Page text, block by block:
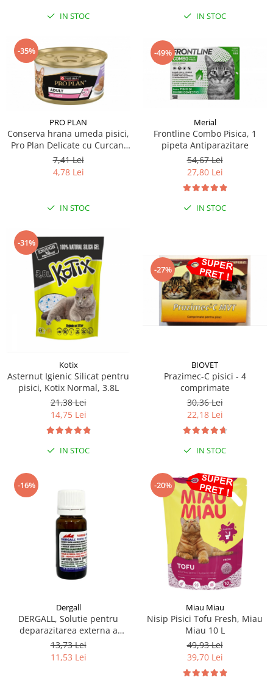
IN STOC IN STOC
-35%
PRO PLAN
Conserva hrana umeda pisici,
Pro Plan Delicate cu Curcan,
85 g
7,41 Lei
4,78 Lei
IN STOC
-49%
Merial
Frontline Combo Pisica, 1
pipeta Antiparazitare
54,67 Lei
27,80 Lei
IN STOC
-31%
Kotix
Asternut Igienic Silicat pentru
pisici, Kotix Normal, 3.8L
21,38 Lei
14,75 Lei
IN STOC
-27%
BIOVET
Prazimec-C pisici - 4
comprimate
30,36 Lei
22,18 Lei
IN STOC
-16%
Dergall
DERGALL, Solutie pentru
deparazitarea externa a
gainilor si adaposturilor 10 ml
13,73 Lei
11,53 Lei
-20%
Miau Miau
Nisip Pisici Tofu Fresh, Miau
Miau 10 L
49,93 Lei
39,70 Lei